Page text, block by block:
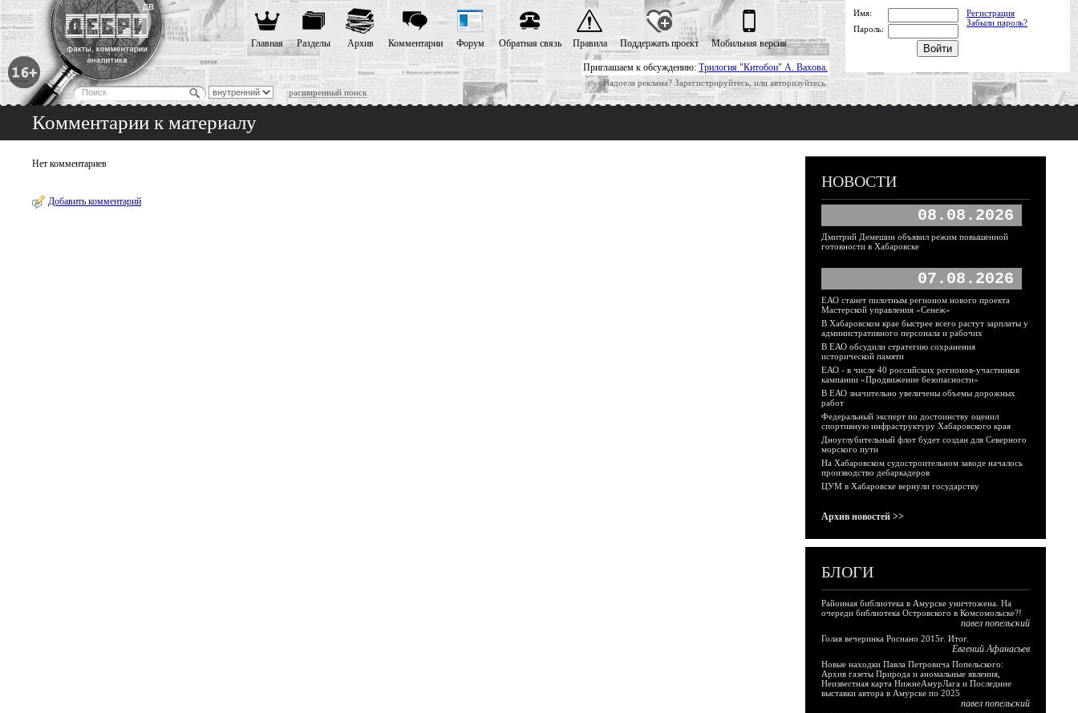
Приглашаем к обсуждению: Трилогия "Китобои" А. Вахова.
Надоела реклама? Зарегистрируйтесь, или авторизуйтесь.
расширенный поиск
Главная Разделы Архив Комментарии Форум Обратная связь Правила Поддержать проект Мобильная версия
Имя:
Регистрация
Забыли пароль?
Пароль:
Комментарии к материалу
Нет комментариев
Добавить комментарий
НОВОСТИ
08.08.2026
Дмитрий Демешин объявил режим повышенной
готовности в Хабаровске
07.08.2026
ЕАО станет пилотным регионом нового проекта
Мастерской управления «Сенеж»
В Хабаровском крае быстрее всего растут зарплаты у
административного персонала и рабочих
В ЕАО обсудили стратегию сохранения
исторической памяти
ЕАО - в числе 40 российских регионов-участников
кампании «Продвижение безопасности»
В ЕАО значительно увеличены объемы дорожных
работ
Федеральный эксперт по достоинству оценил
спортивную инфраструктуру Хабаровского края
Дноуглубительный флот будет создан для Северного
морского пути
На Хабаровском судостроительном заводе началось
производство дебаркадеров
ЦУМ в Хабаровске вернули государству
Архив новостей >>
БЛОГИ
Районная библиотека в Амурске уничтожена. На
очереди библиотека Островского в Комсомольске?!
павел попельский
Голая вечеринка Роснано 2015г. Итог.
Евгений Афанасьев
Новые находки Павла Петровича Попельского:
Архив газеты Природа и аномальные явления,
Неизвестная карта НижнеАмурЛага и Последние
выставки автора в Амурске по 2025
павел попельский